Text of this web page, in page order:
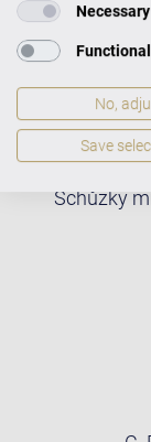
Schůzky
Necessary
Functional
No,
Save